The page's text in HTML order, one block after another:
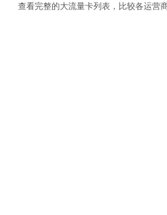
查看完整的大流量卡列表，比较各运营